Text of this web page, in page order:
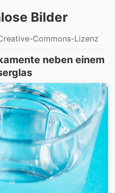
Bilder
Commons-Lizenz
neben einem